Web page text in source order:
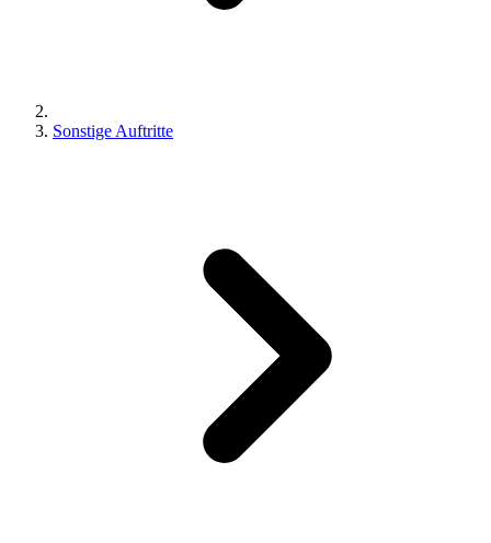
Sonstige Auftritte